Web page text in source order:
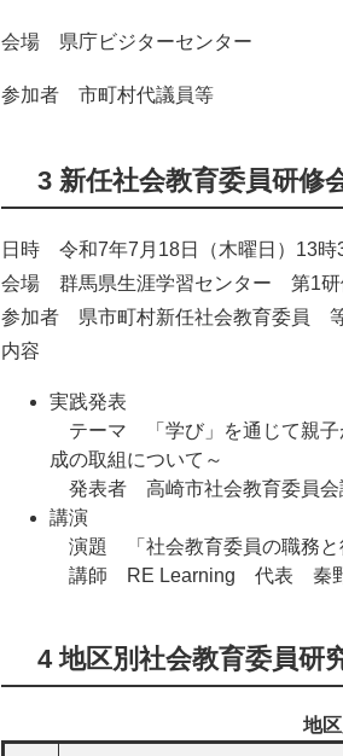
会場 県庁ビジターセンター
参加者 市町村代議員等
3 新任社会教育委員研修
日時 令和7年7月18日（木曜日）13時
会場 群馬県生涯学習センター 第1研
参加者 県市町村新任社会教育委員
内容​
実践発表
テーマ 「学び」を通じて親子
成の取組について～
発表者 高崎市社会教育委
講演
演題 「社会教育委員の職務と
講師 RE Learning 代表 秦
4 地区別社会教育委員研
地